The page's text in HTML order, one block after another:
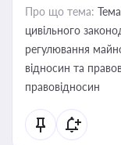
Про що тема:
цивільного
регулювання
відносин та
правовідносин